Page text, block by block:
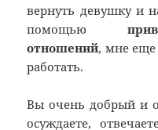
вернуть девушку и
помощью
отношений, мне еще
работать.
Вы очень добрый и
осуждаете,